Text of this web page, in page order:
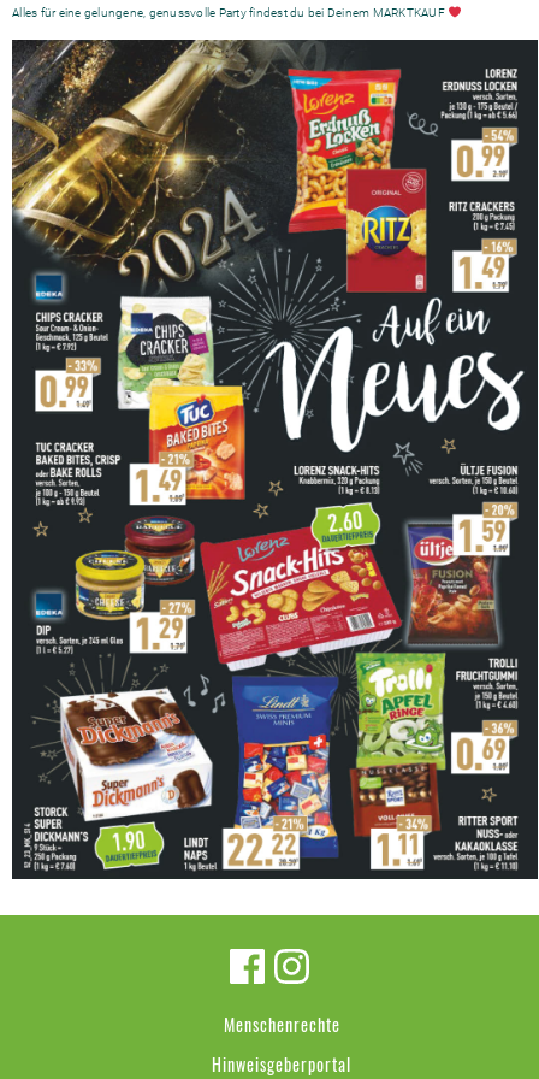
Alles für eine gelungene, genussvolle Party findest du bei Deinem MARKTKAUF
Menschenrechte
Hinweisgeberportal